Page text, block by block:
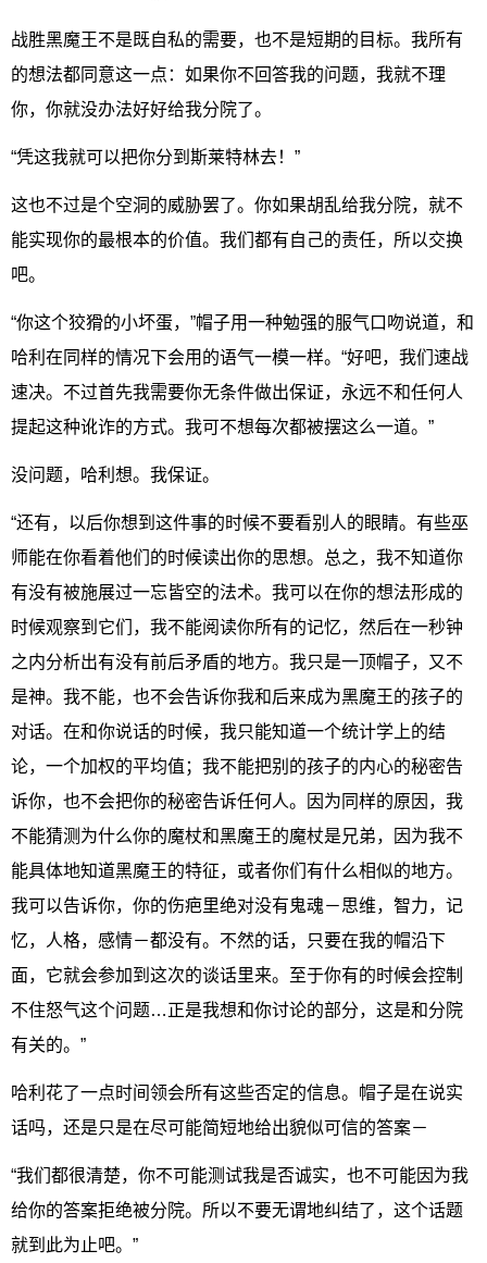
战胜黑魔王不是既自私的需要，也不是短期的目标。我所有
的想法都同意这一点：如果你不回答我的问题，我就不理
你，你就没办法好好给我分院了。
“凭这我就可以把你分到斯莱特林去！”
这也不过是个空洞的威胁罢了。你如果胡乱给我分院，就不
能实现你的最根本的价值。我们都有自己的责任，所以交换
吧。
“你这个狡猾的小坏蛋，”帽子用一种勉强的服气口吻说道，和
哈利在同样的情况下会用的语气一模一样。“好吧，我们速战
速决。不过首先我需要你无条件做出保证，永远不和任何人
提起这种讹诈的方式。我可不想每次都被摆这么一道。”
没问题，哈利想。我保证。
“还有，以后你想到这件事的时候不要看别人的眼睛。有些巫
师能在你看着他们的时候读出你的思想。总之，我不知道你
有没有被施展过一忘皆空的法术。我可以在你的想法形成的
时候观察到它们，我不能阅读你所有的记忆，然后在一秒钟
之内分析出有没有前后矛盾的地方。我只是一顶帽子，又不
是神。我不能，也不会告诉你我和后来成为黑魔王的孩子的
对话。在和你说话的时候，我只能知道一个统计学上的结
论，一个加权的平均值；我不能把别的孩子的内心的秘密告
诉你，也不会把你的秘密告诉任何人。因为同样的原因，我
不能猜测为什么你的魔杖和黑魔王的魔杖是兄弟，因为我不
能具体地知道黑魔王的特征，或者你们有什么相似的地方。
我可以告诉你，你的伤疤里绝对没有鬼魂－思维，智力，记
忆，人格，感情－都没有。不然的话，只要在我的帽沿下
面，它就会参加到这次的谈话里来。至于你有的时候会控制
不住怒气这个问题…正是我想和你讨论的部分，这是和分院
有关的。”
哈利花了一点时间领会所有这些否定的信息。帽子是在说实
话吗，还是只是在尽可能简短地给出貌似可信的答案－
“我们都很清楚，你不可能测试我是否诚实，也不可能因为我
给你的答案拒绝被分院。所以不要无谓地纠结了，这个话题
就到此为止吧。”